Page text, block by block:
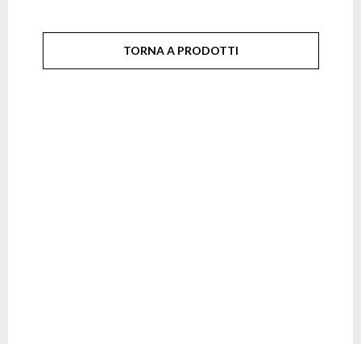
TORNA A PRODOTTI